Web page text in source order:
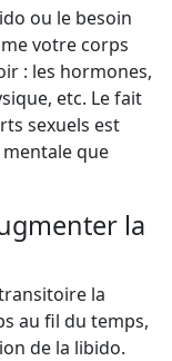
ou le besoin
votre corps
: les hormones,
etc. Le fait
sexuels est
que
la
la
au fil du temps,
de la libido.